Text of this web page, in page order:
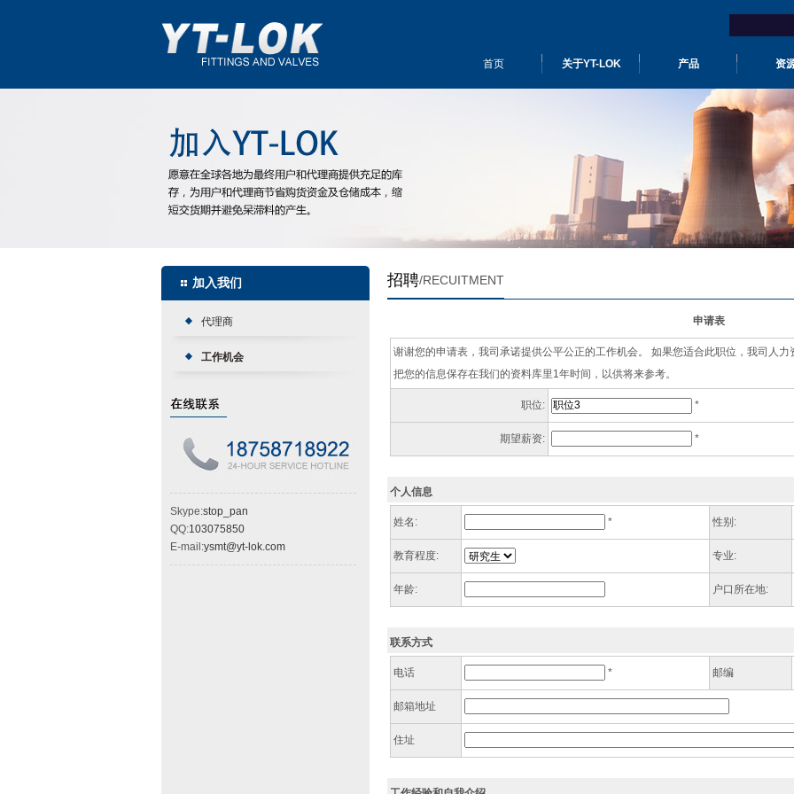
首页 关于YT-LOK 产品 资
加入我们
代理商
工作机会
Skype:stop_pan
QQ:103075850
E-mail:ysmt@yt-lok.com
招聘/RECUITMENT
申请表
谢谢您的申请表，我司承诺提供公平公正的工作机会。 如果您适合此职位，我司人
把您的信息保存在我们的资料库里1年时间，以供将来参考。
职位: *
期望薪资: *
个人信息
姓名: * 性别:
教育程度: 专业:
年龄: 户口所在地:
联系方式
电话 * 邮编
邮箱地址
住址